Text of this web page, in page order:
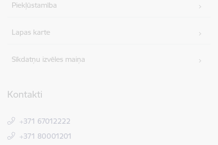
Piekļūstamība
Lapas karte
Sīkdatņu izvēles maiņa
Kontakti
+371 67012222
+371 80001201